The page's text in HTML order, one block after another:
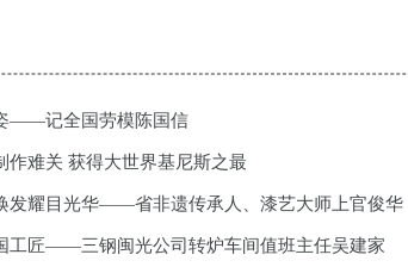
——记全国劳模陈国信
作难关 获得大世界基尼斯之最
发耀目光华——省非遗传承人、漆艺大师上官俊华
工匠——三钢闽光公司转炉车间值班主任吴建家